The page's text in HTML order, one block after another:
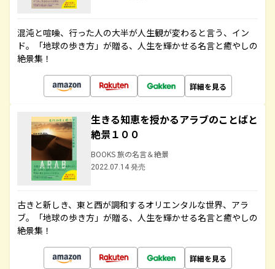
混沌と喧噪、行った人の大半が人生観が変わると言う、イン
ド。「地球の歩き方」が贈る、人生を輝かせる名言と癒やしの
絶景集！
詳細を見る
生きる知恵を授かるアラブのことばと
絶景１００
BOOKS 旅の名言＆絶景
2022.07.14 発売
古きと新しき、東と西が調和するオリエンタルな世界、アラ
ブ。「地球の歩き方」が贈る、人生を輝かせる名言と癒やしの
絶景集！
詳細を見る